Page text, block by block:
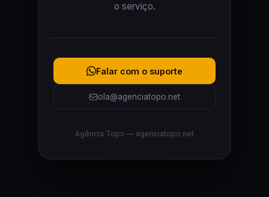
o serviço.
Falar com o suporte
ola@agenciatopo.net
Agência Topo — agenciatopo.net